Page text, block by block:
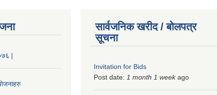
|
सार्वजनिक खरीद / बोलपत्र
सूचना
Invitation for Bids
Post date: 1 month 1 weekago